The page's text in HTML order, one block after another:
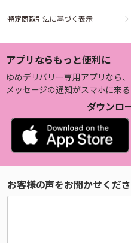
特定商取引法に基づく表示
アプリならもっと便利に
ゆめデリバリー専用アプリなら、
メッセージの通知がスマホに来る
ダウンロ
お客様の声をお聞かせくだ